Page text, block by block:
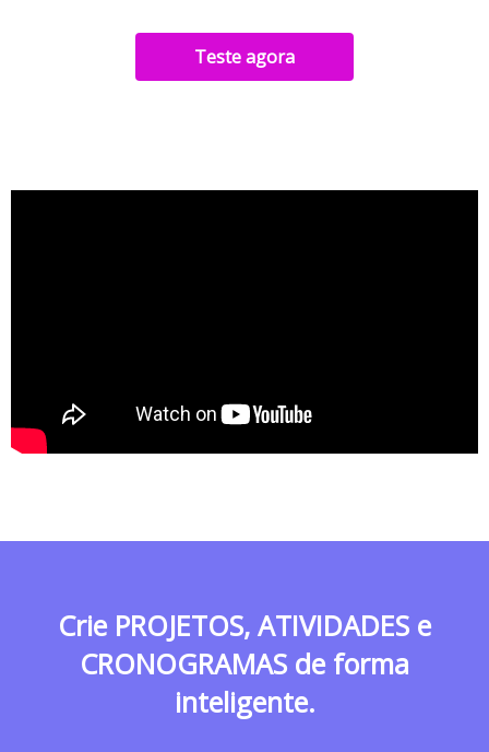
Teste agora
Crie PROJETOS, ATIVIDADES e
CRONOGRAMAS de forma
inteligente.